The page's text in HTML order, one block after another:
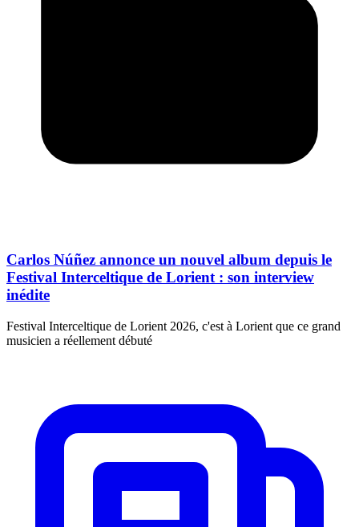
Carlos Núñez annonce un nouvel album depuis le
Festival Interceltique de Lorient : son interview
inédite
Festival Interceltique de Lorient 2026, c'est à Lorient que ce grand
musicien a réellement débuté